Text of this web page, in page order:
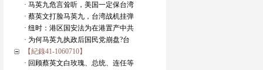
· 马英九危言耸听，美国一定保台湾
· 蔡英文打脸马英九，台湾战机挂弹
· 纽时：港区国安法为在港置产中共
· 为何马英九执政后国民党崩盘?台
【紀錄41-1060710】
· 回顾蔡英文白玫瑰、总统、连任等